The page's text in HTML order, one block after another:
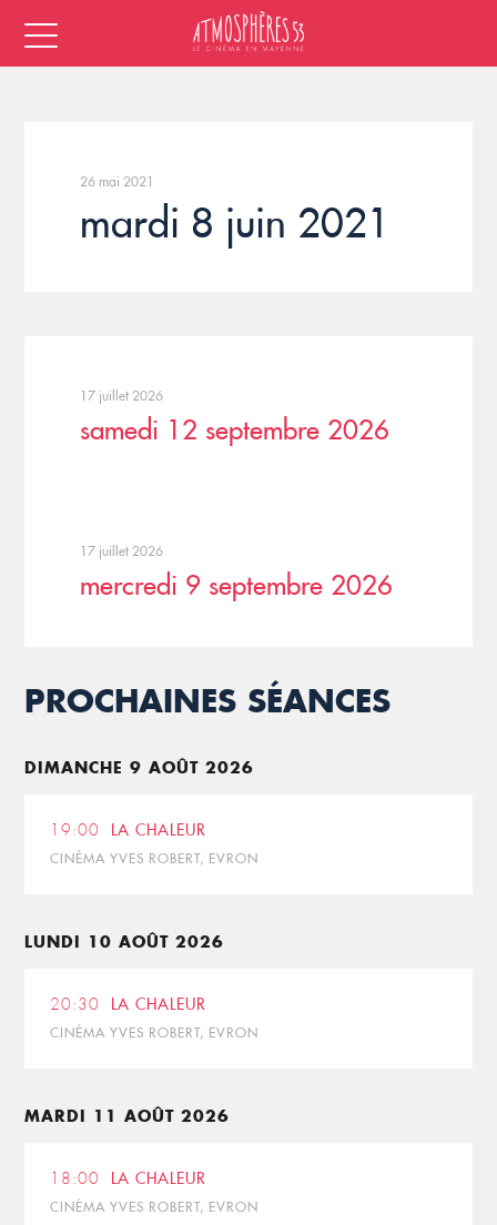
26 mai 2021
mardi 8 juin 2021
17 juillet 2026
samedi 12 septembre 2026
17 juillet 2026
mercredi 9 septembre 2026
PROCHAINES SÉANCES
DIMANCHE 9 AOÛT 2026
19:00 LA CHALEUR
CINÉMA YVES ROBERT, EVRON
LUNDI 10 AOÛT 2026
20:30 LA CHALEUR
CINÉMA YVES ROBERT, EVRON
MARDI 11 AOÛT 2026
18:00 LA CHALEUR
CINÉMA YVES ROBERT, EVRON